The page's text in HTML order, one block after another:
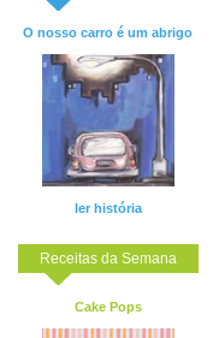
O nosso carro é um abrigo
ler história
Receitas da Semana
Cake Pops